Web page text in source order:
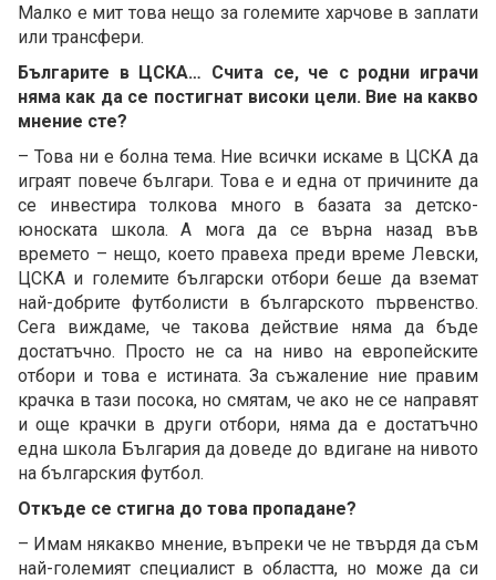
Малко е мит това нещо за големите харчове в заплати
или трансфери.
Българите в ЦСКА… Счита се, че с родни играчи
няма как да се постигнат високи цели. Вие на какво
мнение сте?
– Това ни е болна тема. Ние всички искаме в ЦСКА да
играят повече българи. Това е и една от причините да
се инвестира толкова много в базата за детско-
юноската школа. А мога да се върна назад във
времето – нещо, което правеха преди време Левски,
ЦСКА и големите български отбори беше да вземат
най-добрите футболисти в българското първенство.
Сега виждаме, че такова действие няма да бъде
достатъчно. Просто не са на ниво на европейските
отбори и това е истината. За съжаление ние правим
крачка в тази посока, но смятам, че ако не се направят
и още крачки в други отбори, няма да е достатъчно
една школа България да доведе до вдигане на нивото
на българския футбол.
Откъде се стигна до това пропадане?
– Имам някакво мнение, въпреки че не твърдя да съм
най-големият специалист в областта, но може да си